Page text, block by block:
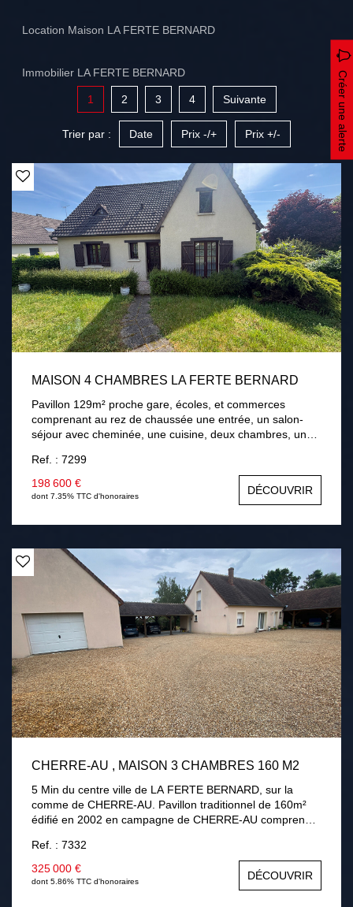
Location Maison LA FERTE BERNARD
Immobilier LA FERTE BERNARD Créer une alerte
1 2 3 4 Suivante
Trier par : Date Prix -/+ Prix +/-
MAISON 4 CHAMBRES LA FERTE BERNARD
Pavillon 129m² proche gare, écoles, et commerces
comprenant au rez de chaussée une entrée, un salon-
séjour avec cheminée, une cuisine, deux chambres, une
d'eau avec wc, une salle de jeux. Sous-sol total. Terrain
de 768m² avec terrasse . Chauffage gaz de ville,
menuiseries bois double vitrage, assainissement collectif.
Ref. : 7299
198 600 €
dont 7.35% TTC d'honoraires DÉCOUVRIR
CHERRE-AU , MAISON 3 CHAMBRES 160 M2
5 Min du centre ville de LA FERTE BERNARD, sur la
comme de CHERRE-AU. Pavillon traditionnel de 160m²
édifié en 2002 en campagne de CHERRE-AU comprenant
cheminée insert, une cuisine aménagée équipée,
véranda, une chambre, une salle de bains avec douche,
un cellier, une chaufferie. A l'étage : palier desservant
deux chambres dont une 32m² pouvant être divisé, salle
Ref. : 7332
325 000 €
dont 5.86% TTC d'honoraires DÉCOUVRIR